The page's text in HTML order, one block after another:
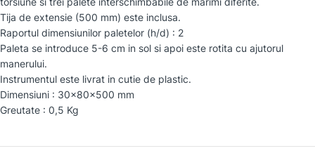
Tija de extensie (500 mm) este inclusa.
Raportul dimensiunilor paletelor (h/d) : 2
Paleta se introduce 5-6 cm in sol si apoi este rotita cu ajutorul
manerului.
Instrumentul este livrat in cutie de plastic.
Dimensiuni : 30x80x500 mm
Greutate : 0,5 Kg